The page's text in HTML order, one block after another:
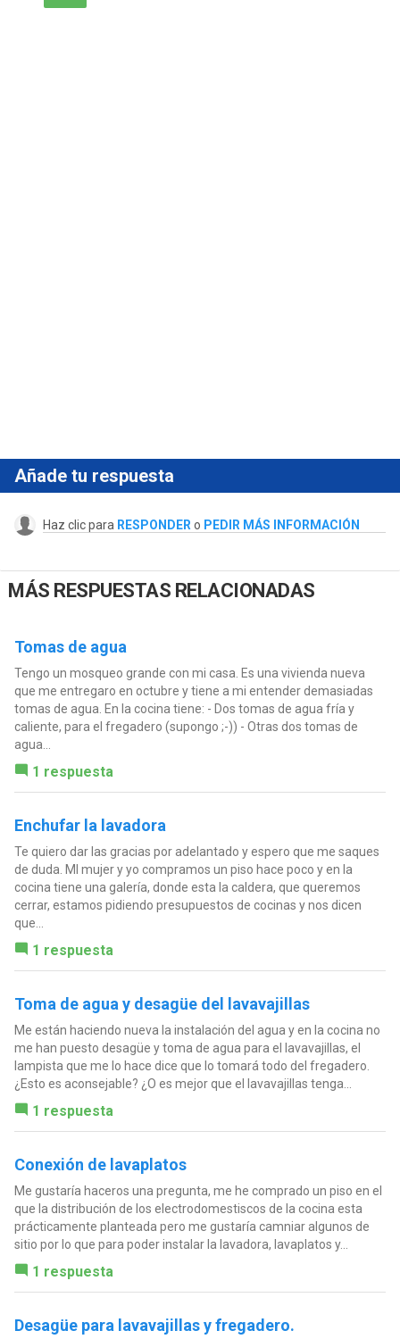
Añade tu respuesta
Haz clic para RESPONDER o PEDIR MÁS INFORMACIÓN
MÁS RESPUESTAS RELACIONADAS
Tomas de agua
Tengo un mosqueo grande con mi casa. Es una vivienda nueva
que me entregaro en octubre y tiene a mi entender demasiadas
tomas de agua. En la cocina tiene: - Dos tomas de agua fría y
caliente, para el fregadero (supongo ;-)) - Otras dos tomas de
agua...
1 respuesta
Enchufar la lavadora
Te quiero dar las gracias por adelantado y espero que me saques
de duda. MI mujer y yo compramos un piso hace poco y en la
cocina tiene una galería, donde esta la caldera, que queremos
cerrar, estamos pidiendo presupuestos de cocinas y nos dicen
que...
1 respuesta
Toma de agua y desagüe del lavavajillas
Me están haciendo nueva la instalación del agua y en la cocina no
me han puesto desagüe y toma de agua para el lavavajillas, el
lampista que me lo hace dice que lo tomará todo del fregadero.
¿Esto es aconsejable? ¿O es mejor que el lavavajillas tenga...
1 respuesta
Conexión de lavaplatos
Me gustaría haceros una pregunta, me he comprado un piso en el
que la distribución de los electrodomestiscos de la cocina esta
prácticamente planteada pero me gustaría camniar algunos de
sitio por lo que para poder instalar la lavadora, lavaplatos y...
1 respuesta
Desagüe para lavavajillas y fregadero.